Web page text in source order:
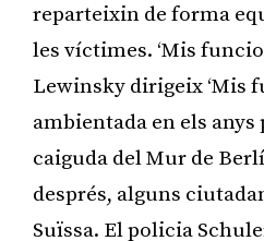
reparteixin de forma
les víctimes. ‘Mis
Lewinsky dirigeix ‘Mis
ambientada en els anys
caiguda del Mur de
després, alguns
Suïssa. El policia